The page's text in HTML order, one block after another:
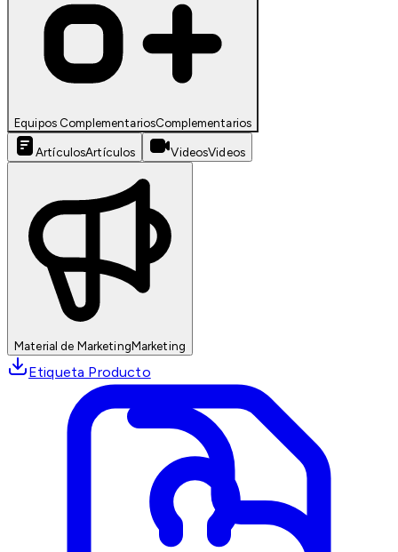
Equipos ComplementariosComplementarios
ArtículosArtículos VideosVideos
Material de MarketingMarketing
Etiqueta Producto